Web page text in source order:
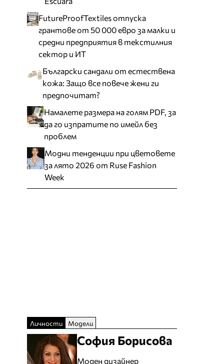
FutureProofTextiles отпуска
грантове от 50 000 евро за малки и
средни предприятия в текстилния
сектор и ИТ
Български сандали от естествена
кожа: Защо все повече жени ги
предпочитат?
Намалете размера на голям PDF, за
да го изпратите по имейл без
проблем
Модни тенденции при цветовете
за лято 2026 от Ruse Fashion
Week
Личности Модели
София Борисова
Моден дизайнер